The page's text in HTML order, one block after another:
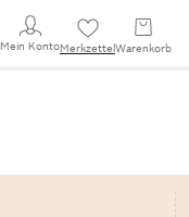
Mein KontoMerkzettel Warenkorb